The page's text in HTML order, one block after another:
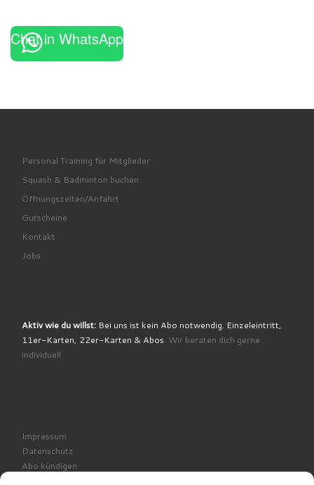
Chat in WhatsApp
Personal Training für Mitglieder
Squash & Badminton buchen
Öffnungszeiten/Anfahrt
Gutscheine
Kontakt
Jobs
Aktiv wie du willst: Bei uns ist kein Abo notwendig. Einzeleintritt,
11er-Karten, 22er-Karten & Abos. Wir beraten dich gerne
individuell
Impressum
Datenschutz
Abo kündigen